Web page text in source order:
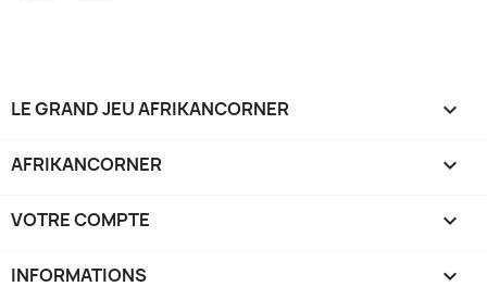
LE GRAND JEU AFRIKANCORNER 
AFRIKANCORNER 
VOTRE COMPTE 
INFORMATIONS keyboard_arrow_down